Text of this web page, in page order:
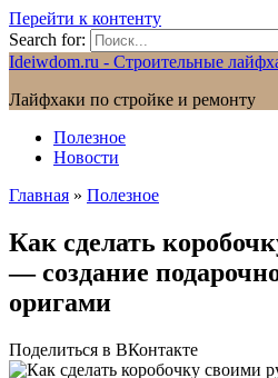
Перейти к контенту
Search for:
Ideiwdom.ru - Строительные
Лайфхаки по стройке и ремонту
Полезное
Новости
Главная » Полезное
Как сделать
— создание
оригами
Поделиться в ВКонтакте